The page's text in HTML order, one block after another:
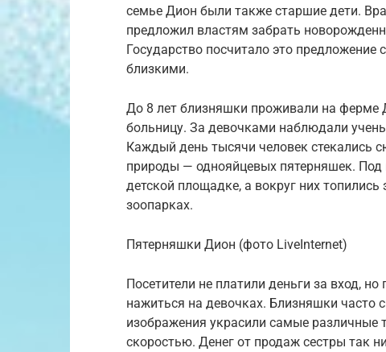
семье Дион были также старшие дети.
предложил властям забрать
Государство посчитало это
близкими.
До 8 лет близняшки проживали на ферме
больницу. За девочками наблюдали
Каждый день тысячи человек стекались
природы — однояйцевых пятерняшек.
детской площадке, а вокруг них
зоопарках.
Пятерняшки Дион (фото LiveInternet)
Посетители не платили деньги за вход,
нажиться на девочках. Близняшки часто
изображения украсили самые различные
скоростью. Денег от продаж сестры так